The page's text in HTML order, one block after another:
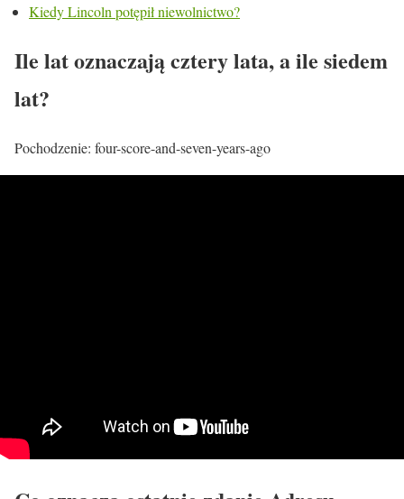
Kiedy Lincoln potępił niewolnictwo?
Ile lat oznaczają cztery lata, a ile siedem
lat?
Pochodzenie: four-score-and-seven-years-ago